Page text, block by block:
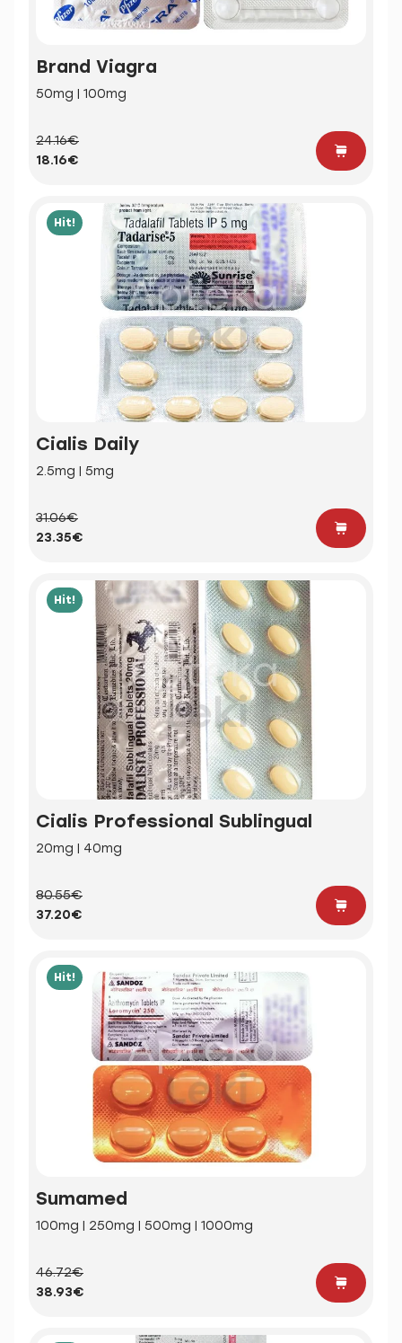
Brand Viagra
50mg | 100mg
24.16€
18.16€
Hit!
Cialis Daily
2.5mg | 5mg
31.06€
23.35€
Hit!
Cialis Professional Sublingual
20mg | 40mg
80.55€
37.20€
Hit!
Sumamed
100mg | 250mg | 500mg | 1000mg
46.72€
38.93€